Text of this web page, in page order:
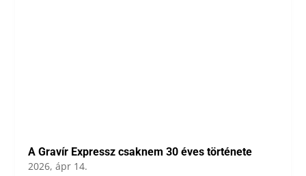
A Gravír Expressz csaknem 30 éves története
2026, ápr 14.